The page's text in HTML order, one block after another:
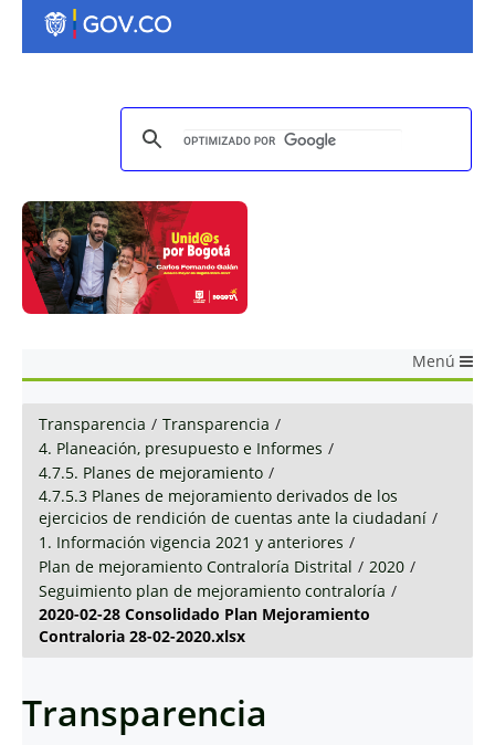
Menú
Transparencia / Transparencia /
4. Planeación, presupuesto e Informes /
4.7.5. Planes de mejoramiento /
4.7.5.3 Planes de mejoramiento derivados de los
ejercicios de rendición de cuentas ante la ciudadaní /
1. Información vigencia 2021 y anteriores /
Plan de mejoramiento Contraloría Distrital / 2020 /
Seguimiento plan de mejoramiento contraloría /
2020-02-28 Consolidado Plan Mejoramiento
Contraloria 28-02-2020.xlsx
Transparencia